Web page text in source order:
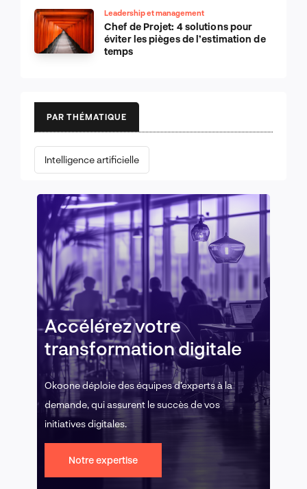
Leadership et management
Chef de Projet: 4 solutions pour
éviter les pièges de l’estimation de
temps
PAR THÉMATIQUE
Intelligence artificielle
Accélérez votre
transformation digitale
Okoone déploie des équipes d’experts à la
demande, qui assurent le succès de vos
initiatives digitales.
Notre expertise